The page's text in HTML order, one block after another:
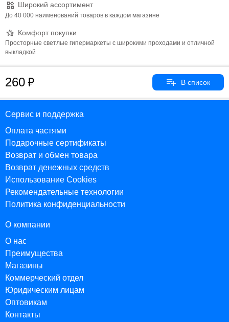
Широкий ассортимент
До 40 000 наименований товаров в каждом магазине
Комфорт покупки
Просторные светлые гипермаркеты с широкими проходами и отличной
выкладкой
260
Сервис и поддержка
Оплата частями
Подарочные сертификаты
Возврат и обмен товара
Возврат денежных средств
Использование Cookies
Рекомендательные технологии
Политика конфиденциальности
О компании
О нас
Преимущества
Магазины
Коммерческий отдел
Юридическим лицам
Оптовикам
Контакты